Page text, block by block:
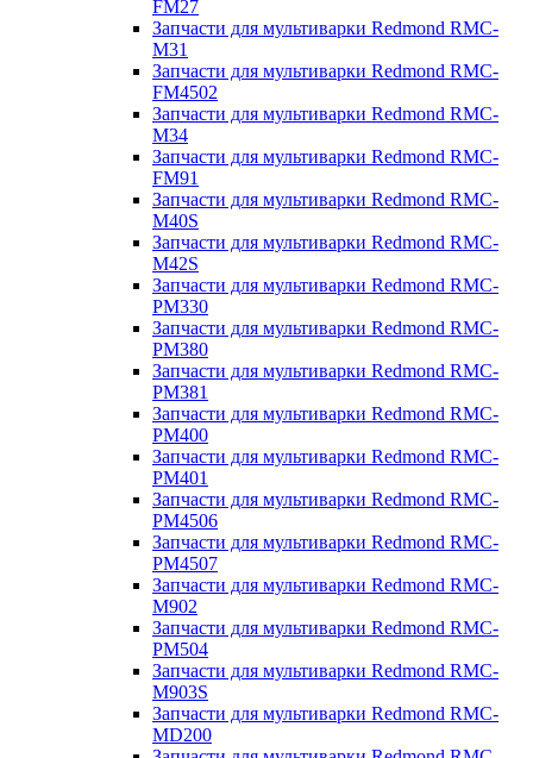
FM27
Запчасти для мультиварки Redmond RMC-
M31
Запчасти для мультиварки Redmond RMC-
FM4502
Запчасти для мультиварки Redmond RMC-
M34
Запчасти для мультиварки Redmond RMC-
FM91
Запчасти для мультиварки Redmond RMC-
M40S
Запчасти для мультиварки Redmond RMC-
M42S
Запчасти для мультиварки Redmond RMC-
PM330
Запчасти для мультиварки Redmond RMC-
PM380
Запчасти для мультиварки Redmond RMC-
PM381
Запчасти для мультиварки Redmond RMC-
PM400
Запчасти для мультиварки Redmond RMC-
PM401
Запчасти для мультиварки Redmond RMC-
PM4506
Запчасти для мультиварки Redmond RMC-
PM4507
Запчасти для мультиварки Redmond RMC-
M902
Запчасти для мультиварки Redmond RMC-
PM504
Запчасти для мультиварки Redmond RMC-
M903S
Запчасти для мультиварки Redmond RMC-
MD200